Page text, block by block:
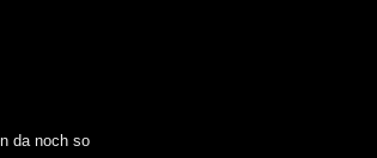
da noch so